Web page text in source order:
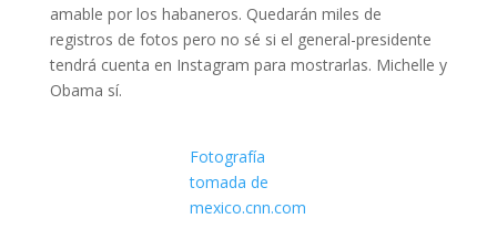
amable por los habaneros. Quedarán miles de
registros de fotos pero no sé si el general-presidente
tendrá cuenta en Instagram para mostrarlas. Michelle y
Obama sí.
Fotografía
tomada de
mexico.cnn.com